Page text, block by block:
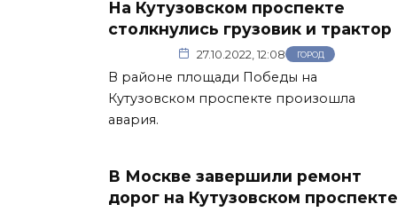
На Кутузовском проспекте
столкнулись грузовик и трактор
27.10.2022, 12:08 ГОРОД
В районе площади Победы на
Кутузовском проспекте произошла
авария.
В Москве завершили ремонт
дорог на Кутузовском проспекте